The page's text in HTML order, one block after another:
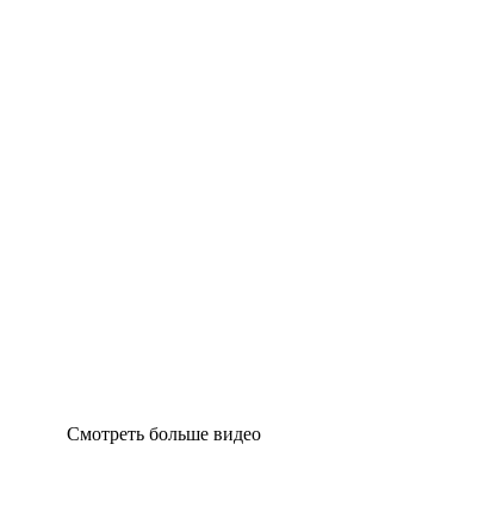
Смотреть больше видео